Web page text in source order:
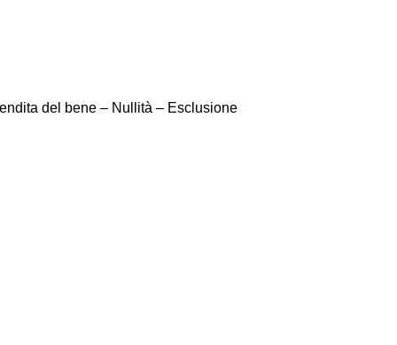
del bene – Nullità – Esclusione